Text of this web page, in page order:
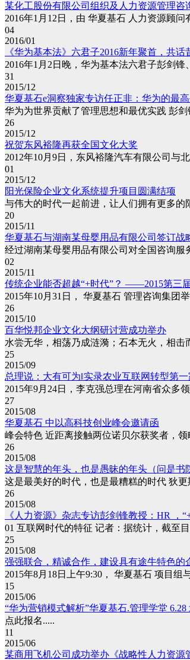
某化工股份有限公司组织及人力资源管理咨
2016年1月12日，由 华夏基石 人力资源顾
04
2016/01
《华为基本法》六君子2016新年聚首，共
2016年1月2日晚，华为基本法六君子彭剑
31
2015/12
华夏基石e洞察独家专访任正非：华为的最
华为为世界贡献了管理思想和最优实践 彭
26
2015/12
祝贺东风裕隆再获全国文化大奖
2012年10月9日，东风裕隆汽车有限公司与
01
2015/12
阳光保险企业文化系统提升项目圆满结项
与伟大的时代一起前进，让人们拥有更多
20
2015/11
华夏基石与湖南某母婴用品有限公司签订战
经过湖南某母婴用品有限公司对全国咨询服
02
2015/11
传统企业能否超越“+时代”？ ——2015第三
2015年10月31日， 华夏基石 管理咨询集团
26
2015/10
百华悦邦企业文化大纲研讨营成功举办
水尝无华，相荡乃成涟漪；石本无火，相击
25
2015/09
总理说：大有可为‖实录农业互联网转型第
2015年9月24日，李克强总理在河南省众多
27
2015/08
华夏基石 中以高科技创业峰会邀请函
峰会特色 近距离接触两位诺贝尔获奖者，
26
2015/08
这是智慧的年头，也是愚昧的年头（问是书
这是最美好的时代，也是最糟糕的时代 狄
26
2015/08
《人力资源》杂志专访彭剑锋教授：HR ，
01 互联网时代的特征 记者：据统计，截至
25
2015/08
强强联合，精诚合作，建设具有途牛特色的
2015年8月18日上午9:30， 华夏基石 项目
15
2015/06
“华为营销模式解析”华夏基石.管理学堂 6.28
点此报名.....
11
2015/06
某商用飞机公司成功举办《战略性人力资源